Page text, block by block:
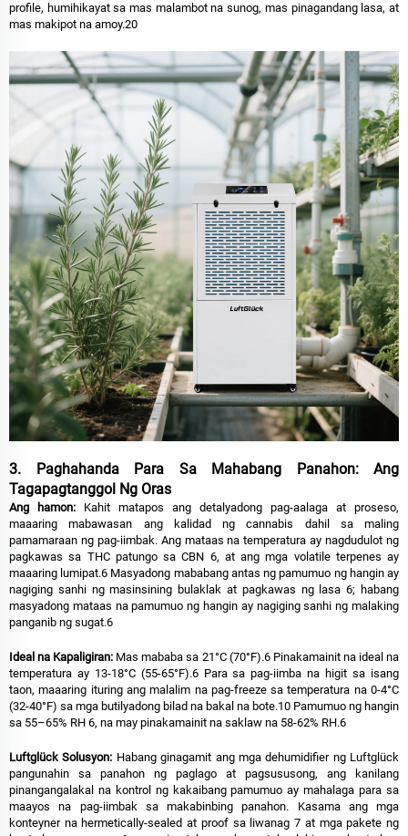
profile, humihikayat sa mas malambot na sunog, mas pinagandang lasa, at
mas makipot na amoy.20
3. Paghahanda Para Sa Mahabang Panahon: Ang
Tagapagtanggol Ng Oras
Ang hamon: Kahit matapos ang detalyadong pag-aalaga at proseso,
maaaring mabawasan ang kalidad ng cannabis dahil sa maling
pamamaraan ng pag-iimbak. Ang mataas na temperatura ay nagdudulot ng
pagkawas sa THC patungo sa CBN 6, at ang mga volatile terpenes ay
maaaring lumipat.6 Masyadong mababang antas ng pamumuo ng hangin ay
nagiging sanhi ng masinsining bulaklak at pagkawas ng lasa 6; habang
masyadong mataas na pamumuo ng hangin ay nagiging sanhi ng malaking
panganib ng sugat.6
Ideal na Kapaligiran: Mas mababa sa 21°C (70°F).6 Pinakamainit na ideal na
temperatura ay 13-18°C (55-65°F).6 Para sa pag-iimba na higit sa isang
taon, maaaring ituring ang malalim na pag-freeze sa temperatura na 0-4°C
(32-40°F) sa mga butilyadong bilad na bakal na bote.10 Pamumuo ng hangin
sa 55–65% RH 6, na may pinakamainit na saklaw na 58-62% RH.6
Luftglück Solusyon: Habang ginagamit ang mga dehumidifier ng Luftglück
pangunahin sa panahon ng paglago at pagsususong, ang kanilang
pinangangalakal na kontrol ng kakaibang pamumuo ay mahalaga para sa
maayos na pag-iimbak sa makabinbing panahon. Kasama ang mga
konteyner na hermetically-sealed at proof sa liwanag 7 at mga pakete ng